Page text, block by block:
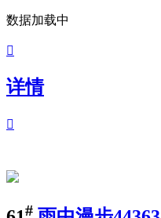
数据加载中

详情

#